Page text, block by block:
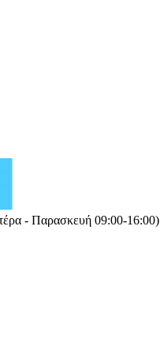
- Παρασκευή 09:00-16:00)